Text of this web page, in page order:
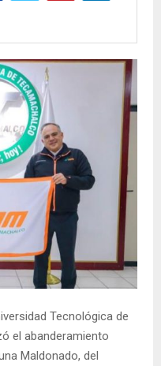
Tecnológica de
el abanderamiento
Maldonado, del